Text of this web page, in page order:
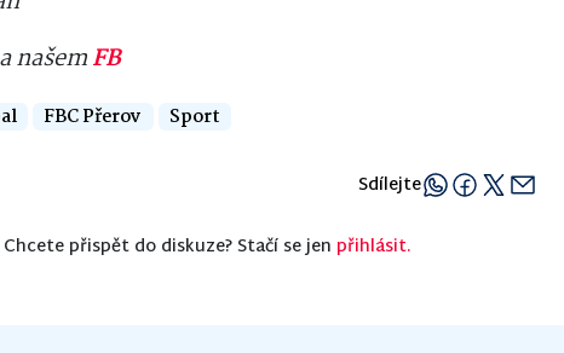
našemFB
FBC Přerov Sport
Sdílejte
Chcete přispět do diskuze? Stačí se jen přihlásit.